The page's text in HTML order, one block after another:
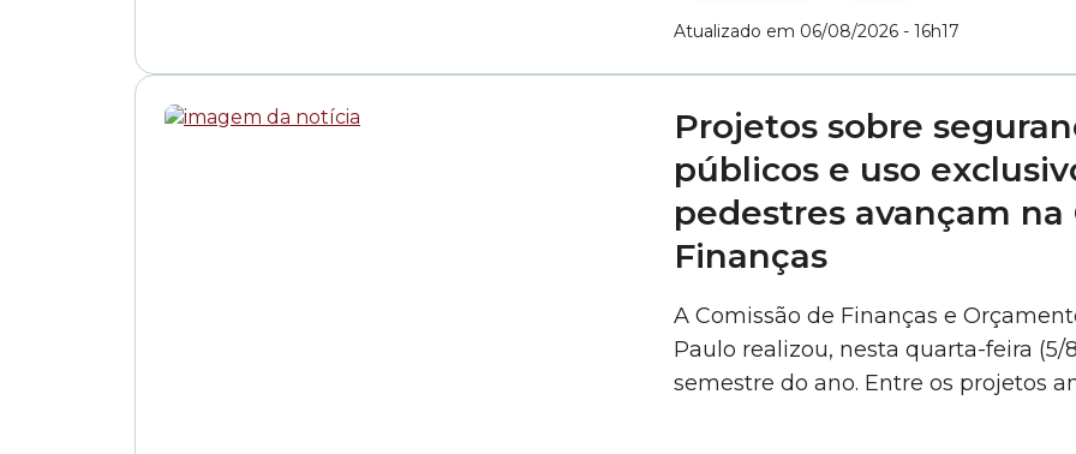
Atualizado em 06/08/2026 - 16h17
Projetos sobre
públicos e uso
pedestres avançam na
Finanças
A Comissão de Finanças e
Paulo realizou, nesta quarta-feira (5/
semestre do ano. Entre os projetos